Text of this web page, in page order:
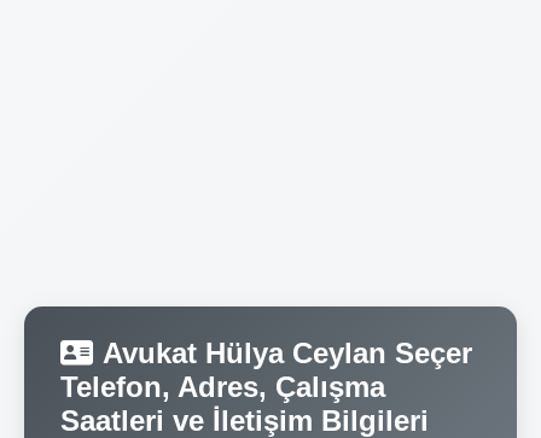
Avukat Hülya Ceylan Seçer
Telefon, Adres, Çalışma
Saatleri ve İletişim Bilgileri